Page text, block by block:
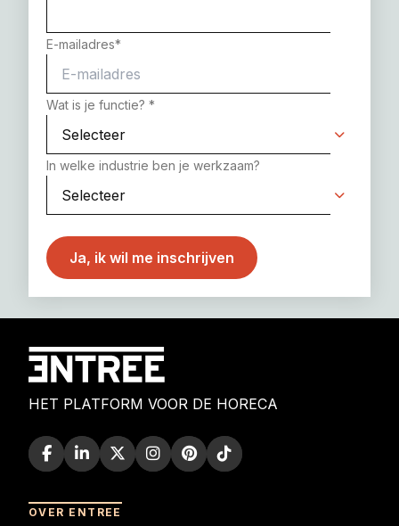
E-mailadres*
Wat is je functie? *
In welke industrie ben je werkzaam?
HET PLATFORM VOOR DE HORECA
OVER ENTREE